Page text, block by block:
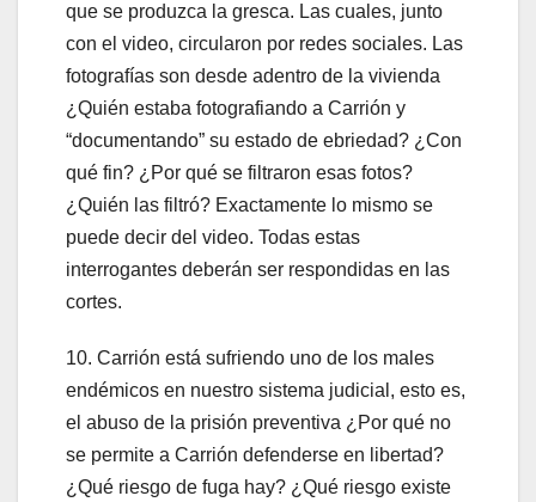
que se produzca la gresca. Las cuales, junto
con el video, circularon por redes sociales. Las
fotografías son desde adentro de la vivienda
¿Quién estaba fotografiando a Carrión y
“documentando” su estado de ebriedad? ¿Con
qué fin? ¿Por qué se filtraron esas fotos?
¿Quién las filtró? Exactamente lo mismo se
puede decir del video. Todas estas
interrogantes deberán ser respondidas en las
cortes.
10. Carrión está sufriendo uno de los males
endémicos en nuestro sistema judicial, esto es,
el abuso de la prisión preventiva ¿Por qué no
se permite a Carrión defenderse en libertad?
¿Qué riesgo de fuga hay? ¿Qué riesgo existe